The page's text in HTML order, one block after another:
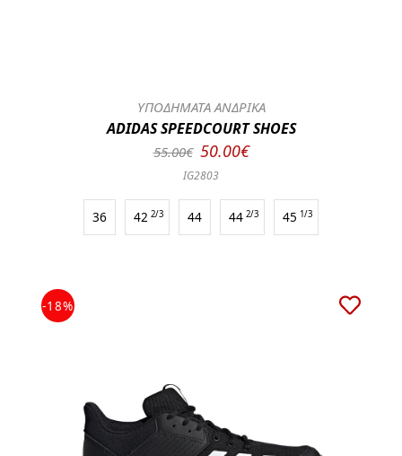
ΥΠΟΔΗΜΑΤΑ ΑΝΔΡΙΚΑ
ADIDAS SPEEDCOURT SHOES
55.00€ 50.00€
IG2803
36 42 2/3 44 44 2/3 45 1/3
-18%